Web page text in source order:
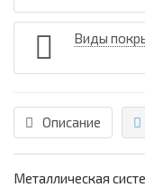
Виды
Описание
Металлическая